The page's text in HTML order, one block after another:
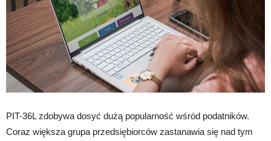
PIT-36L zdobywa dosyć dużą popularność wśród podatników.
Coraz większa grupa przedsiębiorców zastanawia się nad tym